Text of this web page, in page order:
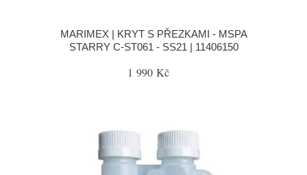
MARIMEX | KRYT S PŘEZKAMI - MSPA
STARRY C-ST061 - SS21 | 11406150
1 990 Kč